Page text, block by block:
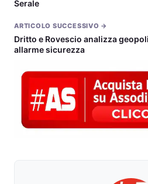
Serale
ARTICOLO SUCCESSIVO →
Dritto e Rovescio analizza
allarme sicurezza